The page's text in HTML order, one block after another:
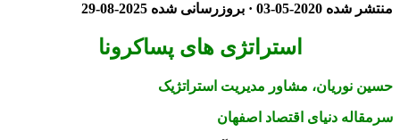
منتشر شده 2020-05-03 · بروزرسانی شده 2025-08-29
استراتژی های پساکرونا
حسین نوریان، مشاور مدیریت استراتژیک
سرمقاله دنیای اقتصاد اصفهان